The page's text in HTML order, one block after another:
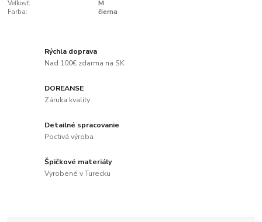
Veľkosť:
M
Farba:
čierna
Rýchla doprava
Nad 100€ zdarma na SK
DOREANSE
Záruka kvality
Detailné spracovanie
Poctivá výroba
Špičkové materiály
Vyrobené v Turecku